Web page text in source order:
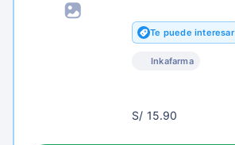
Te puede interesar
Inkafarma
S/
S/ 15.90